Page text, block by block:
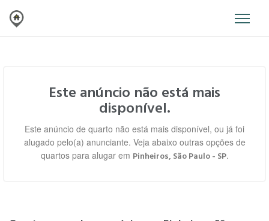
Este anúncio não está mais
disponível.
Este anúncio de quarto não está mais disponível, ou já foi
alugado pelo(a) anunciante. Veja abaixo outras opções de
quartos para alugar em Pinheiros, São Paulo - SP.